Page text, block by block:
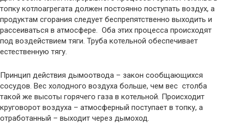
топку котлоагрегата должен постоянно поступать воздух, а
продуктам сгорания следует беспрепятственно выходить и
рассеиваться в атмосфере. Оба этих процесса происходят
под воздействием тяги. Труба котельной обеспечивает
естественную тягу.
Принцип действия дымоотвода – закон сообщающихся
сосудов. Вес холодного воздуха больше, чем вес столба
такой же высоты горячего газа в котельной. Происходит
круговорот воздуха – атмосферный поступает в топку, а
отработанный – выходит через дымоход.